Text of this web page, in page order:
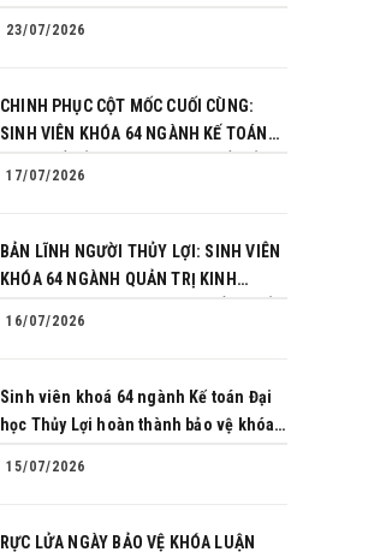
23/07/2026
CHINH PHỤC CỘT MỐC CUỐI CÙNG:
SINH VIÊN KHÓA 64 NGÀNH KẾ TOÁN
17/07/2026
BẢN LĨNH NGƯỜI THỦY LỢI: SINH VIÊN
KHÓA 64 NGÀNH QUẢN TRỊ KINH
16/07/2026
Sinh viên khoá 64 ngành Kế toán Đại
học Thủy Lợi hoàn thành bảo vệ khóa
15/07/2026
RỰC LỬA NGÀY BẢO VỆ KHÓA LUẬN